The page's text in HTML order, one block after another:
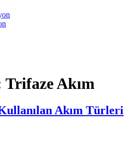
Trifaze Akım
Akım Türleri